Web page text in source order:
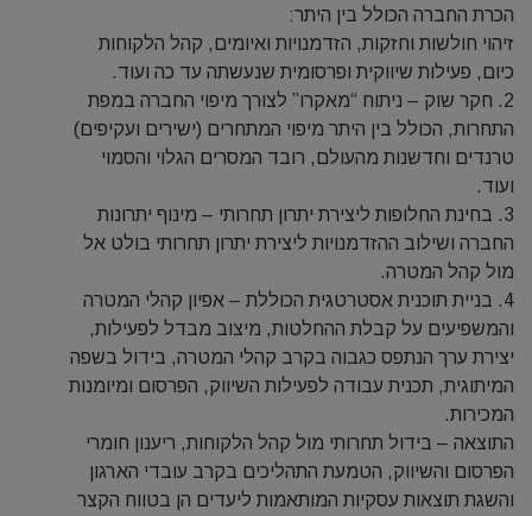
הכרת החברה הכולל בין היתר:
זיהוי חולשות וחזקות, הזדמנויות ואיומים, קהל הלקוחות
כיום, פעילות שיווקית ופרסומית שנעשתה עד כה ועוד.
2. חקר שוק – ניתוח “מאקרו” לצורך מיפוי החברה במפת
התחרות, הכולל בין היתר מיפוי המתחרים (ישירים ועקיפים)
טרנדים וחדשנות מהעולם, רובד המסרים הגלוי והסמוי
ועוד.
3. בחינת החלופות ליצירת יתרון תחרותי – מינוף יתרונות
החברה ושילוב ההזדמנויות ליצירת יתרון תחרותי בולט אל
מול קהל המטרה.
4. בניית תוכנית אסטרטגית הכוללת – אפיון קהלי המטרה
והמשפיעים על קבלת ההחלטות, מיצוב מבדל לפעילות,
יצירת ערך הנתפס כגבוה בקרב קהלי המטרה, בידול בשפה
המיתוגית, תכנית עבודה לפעילות השיווק, הפרסום ומיומנות
המכירות.
התוצאה – בידול תחרותי מול קהל הלקוחות, ריענון חומרי
הפרסום והשיווק, הטמעת התהליכים בקרב עובדי הארגון
והשגת תוצאות עסקיות המותאמות ליעדים הן בטווח הקצר